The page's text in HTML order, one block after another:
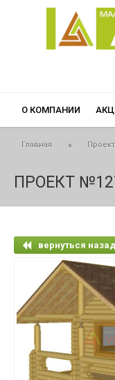
Перейти к основному
О КОМПАНИИ
Вы здесь
Главная »
ПРОЕКТ
вернуться назад